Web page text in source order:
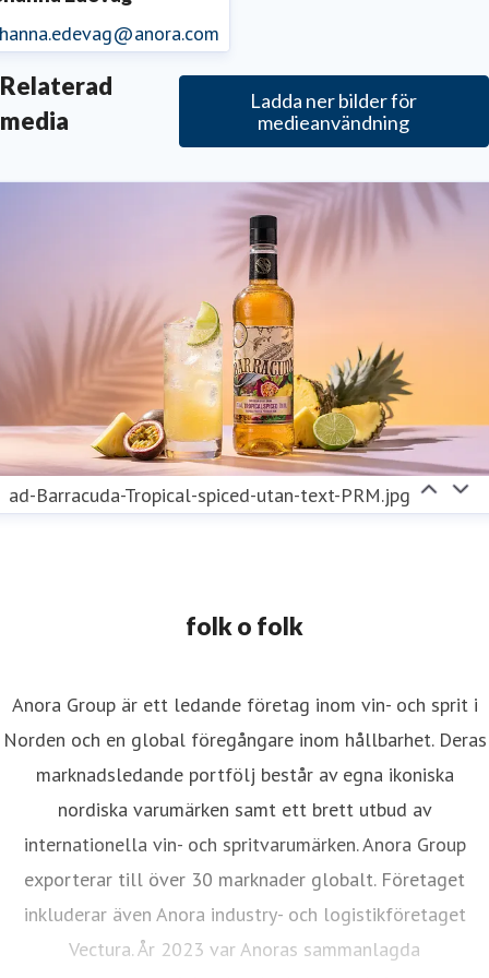
Relaterad
media
Ladda ner bilder för
medieanvändning
ad-Barracuda-Tropical-spiced-utan-text-PRM.jpg
folk o folk
Anora Group är ett ledande företag inom vin- och sprit i
Norden och en global föregångare inom hållbarhet. Deras
marknadsledande portfölj består av egna ikoniska
nordiska varumärken samt ett brett utbud av
internationella vin- och spritvarumärken. Anora Group
exporterar till över 30 marknader globalt. Företaget
inkluderar även Anora industry- och logistikföretaget
Vectura. År 2023 var Anoras sammanlagda